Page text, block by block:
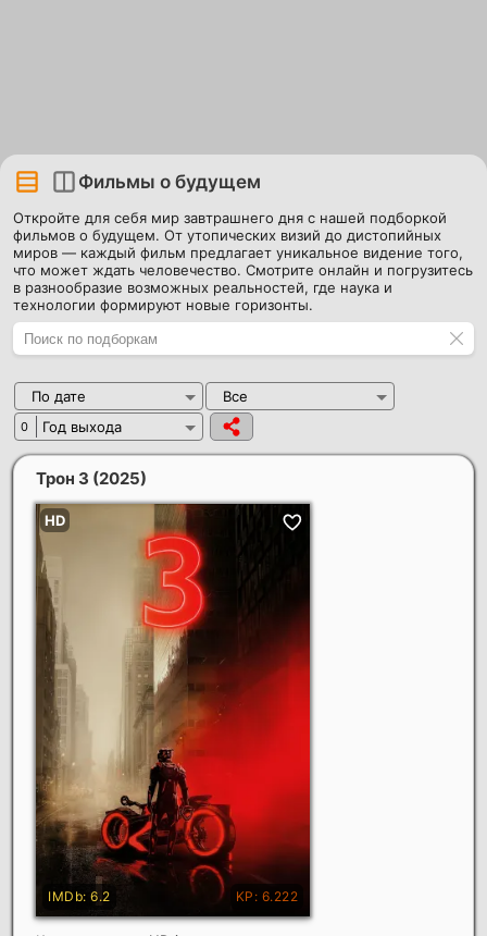
Фильмы о будущем
Откройте для себя мир завтрашнего дня с нашей подборкой
фильмов о будущем. От утопических визий до дистопийных
миров — каждый фильм предлагает уникальное видение того,
что может ждать человечество. Смотрите онлайн и погрузитесь
в разнообразие возможных реальностей, где наука и
технологии формируют новые горизонты.
По дате Все
0 Год выхода
Трон 3 (2025)